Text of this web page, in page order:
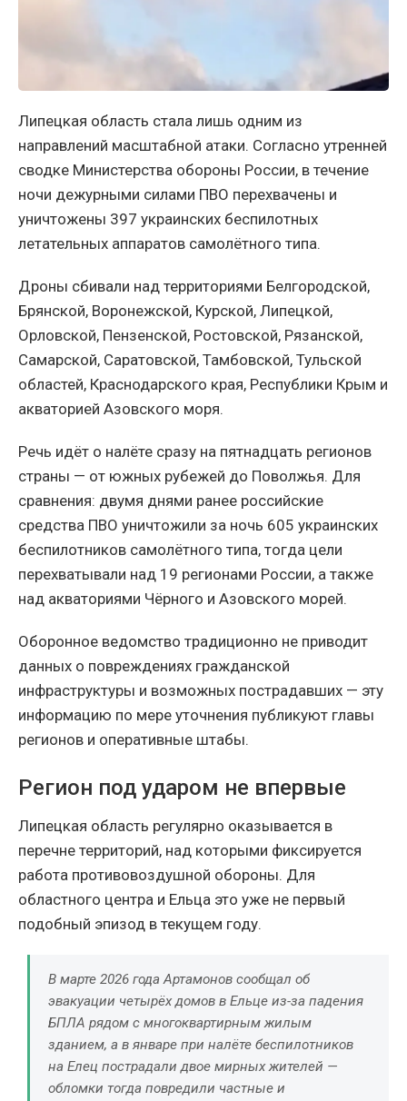
Липецкая область стала лишь одним из
направлений масштабной атаки. Согласно утренней
сводке Министерства обороны России, в течение
ночи дежурными силами ПВО перехвачены и
уничтожены 397 украинских беспилотных
летательных аппаратов самолётного типа.
Дроны сбивали над территориями Белгородской,
Брянской, Воронежской, Курской, Липецкой,
Орловской, Пензенской, Ростовской, Рязанской,
Самарской, Саратовской, Тамбовской, Тульской
областей, Краснодарского края, Республики Крым и
акваторией Азовского моря.
Речь идёт о налёте сразу на пятнадцать регионов
страны — от южных рубежей до Поволжья. Для
сравнения: двумя днями ранее российские
средства ПВО уничтожили за ночь 605 украинских
беспилотников самолётного типа, тогда цели
перехватывали над 19 регионами России, а также
над акваториями Чёрного и Азовского морей.
Оборонное ведомство традиционно не приводит
данных о повреждениях гражданской
инфраструктуры и возможных пострадавших — эту
информацию по мере уточнения публикуют главы
регионов и оперативные штабы.
Регион под ударом не впервые
Липецкая область регулярно оказывается в
перечне территорий, над которыми фиксируется
работа противовоздушной обороны. Для
областного центра и Ельца это уже не первый
подобный эпизод в текущем году.
В марте 2026 года Артамонов сообщал об
эвакуации четырёх домов в Ельце из-за падения
БПЛА рядом с многоквартирным жилым
зданием, а в январе при налёте беспилотников
на Елец пострадали двое мирных жителей —
обломки тогда повредили частные и